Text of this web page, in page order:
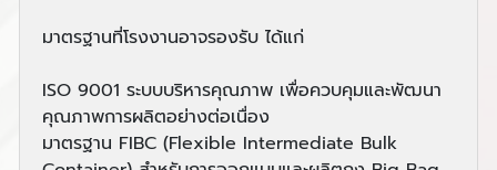
มาตรฐานที่โรงงานอาจรองรับ ได้แก่
ISO 9001 ระบบบริหารคุณภาพ เพื่อควบคุมและพัฒนา
คุณภาพการผลิตอย่างต่อเนื่อง
มาตรฐาน FIBC (Flexible Intermediate Bulk